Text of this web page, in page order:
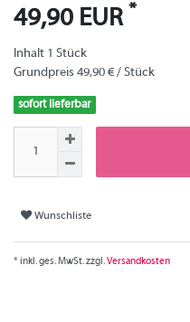
49,90 EUR *
Inhalt 1 Stück
Grundpreis 49,90 € / Stück
sofort lieferbar
Wunschliste
* inkl. ges. MwSt. zzgl.Versandkosten